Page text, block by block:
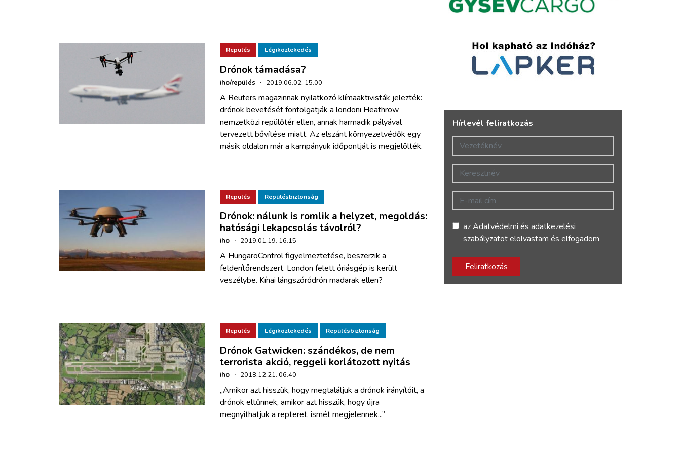
Repülés Légiközlekedés
Drónok támadása?
iho/repülés · 2019.06.02. 15:00
A Reuters magazinnak nyilatkozó klímaaktivisták jelezték:
drónok bevetését fontolgatják a londoni Heathrow
nemzetközi repülőtér ellen, annak harmadik pályával
tervezett bővítése miatt. Az elszánt környezetvédők egy
másik oldalon már a kampányuk időpontját is megjelölték.
Repülés Repülésbiztonság
Drónok: nálunk is romlik a helyzet, megoldás:
hatósági lekapcsolás távolról?
iho · 2019.01.19. 16:15
A HungaroControl figyelmeztetése, beszerzik a
felderítőrendszert. London felett óriásgép is került
veszélybe. Kínai lángszóródrón madarak ellen?
Repülés Légiközlekedés Repülésbiztonság
Drónok Gatwicken: szándékos, de nem
terrorista akció, reggeli korlátozott nyitás
iho · 2018.12.21. 06:40
„Amikor azt hisszük, hogy megtaláljuk a drónok irányítóit, a
drónok eltűnnek, amikor azt hisszük, hogy újra
megnyithatjuk a repteret, ismét megjelennek...”
Hírlevél feliratkozás
Vezetéknév
Keresztnév
E-mail cím
azAdatvédelmi és adatkezelési
szabályzatotelolvastam és elfogadom
Feliratkozás